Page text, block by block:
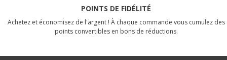
POINTS DE FIDÉLITÉ
Achetez et économisez de l'argent ! À chaque commande vous cumulez des
points convertibles en bons de réductions.